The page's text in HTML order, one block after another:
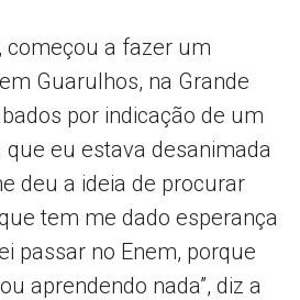
começou a fazer um
Guarulhos, na Grande
por indicação de um
que eu estava desanimada
deu a ideia de procurar
tem me dado esperança
passar no Enem, porque
aprendendo nada”, diz a